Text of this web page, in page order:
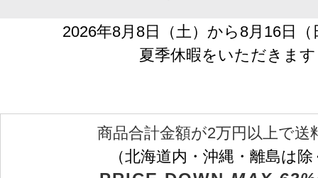
2026年8月8日（土）から8月16日
夏季休暇をいただきます
商品合計金額が2万円以上で送
（北海道内・沖縄・離島は